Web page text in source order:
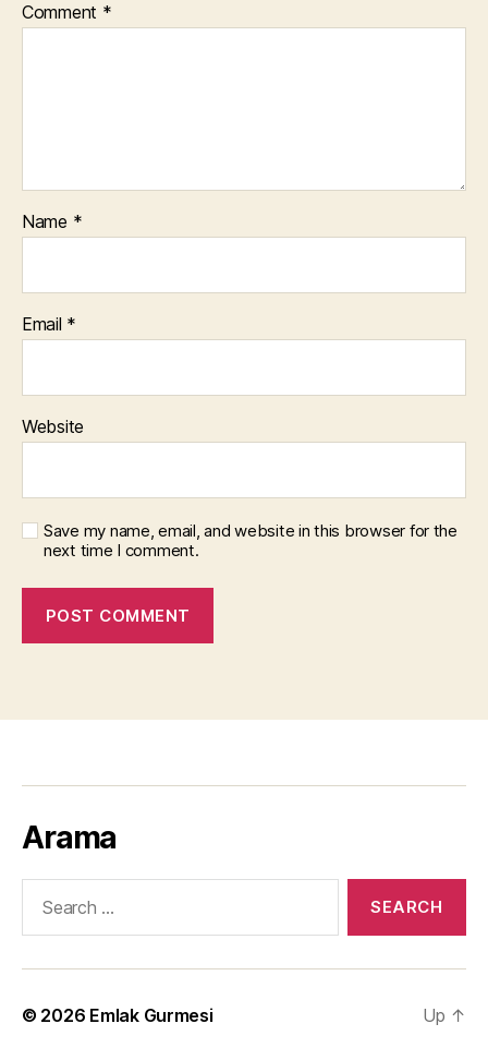
Comment *
Name *
Email *
Website
Save my name, email, and website in this browser for the
next time I comment.
Arama
© 2026 Emlak Gurmesi Up ↑